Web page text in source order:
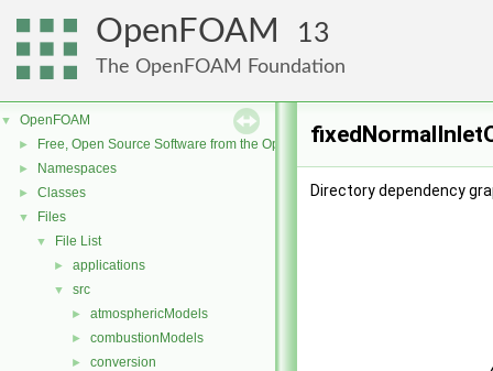
OpenFOAM 13
The OpenFOAM Foundation
▼ OpenFOAM
► Free, Open Source Software from the OpenFOAM Foundation
► Namespaces
► Classes
▼ Files
▼ File List
► applications
▼ src
► atmosphericModels
► combustionModels
► conversion
Directory dependency